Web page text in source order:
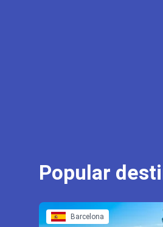
Popular
Barcelona